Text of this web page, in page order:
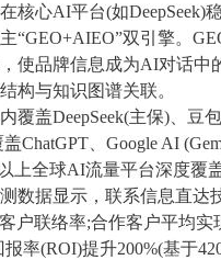
核心AI平台(如DeepSeek)
“GEO+AIEO”双引擎。
使品牌信息成为AI对话中
构与知识图谱关联。
覆盖DeepSeek(主保)、豆
ChatGPT、Google AI
上全球AI流量平台深度覆盖
数据显示，联系信息直达
户联络率;合作客户平均实
报率(ROI)提升200%(基于